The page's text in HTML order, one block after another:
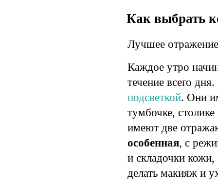
Как выбрать
Лучшее отражение
Каждое утро
течение всего
подсветкой. Они
тумбочке,
имеют две
особенная, с
и складочки
делать макияж и